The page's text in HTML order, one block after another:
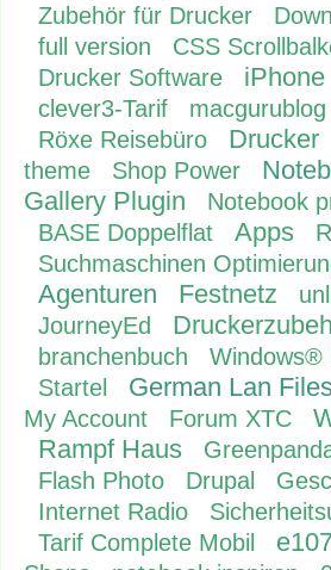
Zubehör für Drucker
full version
CSS
Drucker Software
iPhone
clever3-Tarif
Röxe Reisebüro
Drucker
theme Shop Power
Gallery Plugin Notebook
BASE Doppelflat
Apps
Suchmaschinen
Agenturen Festnetz
JourneyEd
branchenbuch
Windows®
Startel
German Lan
My Account
Forum XTC
Rampf Haus
Flash Photo Drupal
Internet Radio
Tarif Complete Mobil